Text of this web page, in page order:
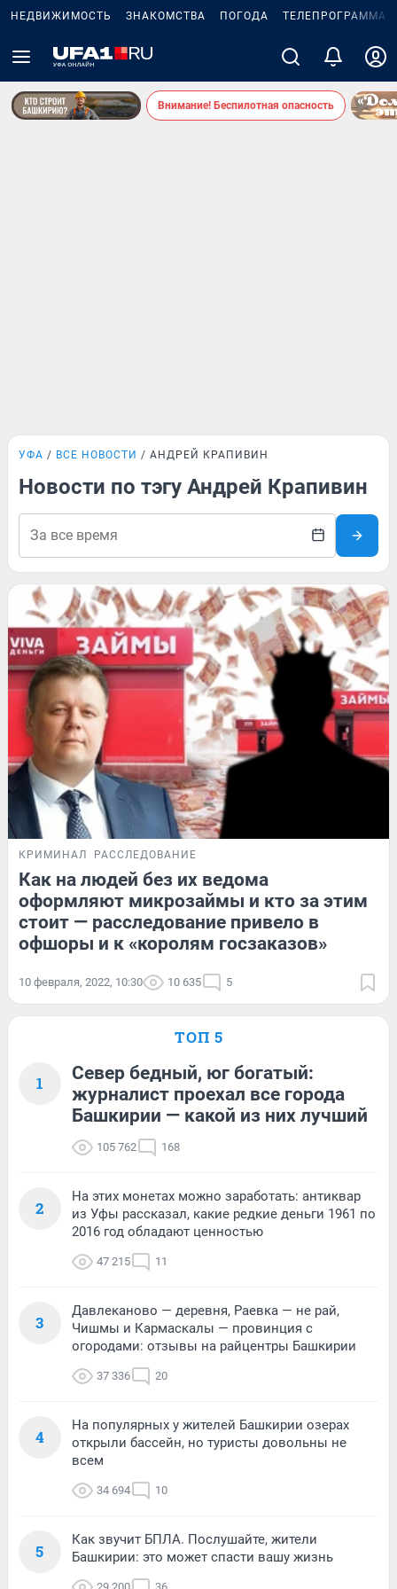
НЕДВИЖИМОСТЬ ЗНАКОМСТВА ПОГОДА ТЕЛЕПРОГРАММА
Внимание! Беспилотная опасность
УФА ВСЕ НОВОСТИ АНДРЕЙ КРАПИВИН
Новости по тэгу Андрей Крапивин
КРИМИНАЛ РАССЛЕДОВАНИЕ
Как на людей без их ведома
оформляют микрозаймы и кто за этим
стоит — расследование привело в
офшоры и к «королям госзаказов»
10 февраля, 2022, 10:30 10 635 5
ТОП 5
1
Север бедный, юг богатый:
журналист проехал все города
Башкирии — какой из них лучший
105 762 168
2
На этих монетах можно заработать: антиквар
из Уфы рассказал, какие редкие деньги 1961 по
2016 год обладают ценностью
47 215 11
3
Давлеканово — деревня, Раевка — не рай,
Чишмы и Кармаскалы — провинция с
огородами: отзывы на райцентры Башкирии
37 336 20
4
На популярных у жителей Башкирии озерах
открыли бассейн, но туристы довольны не
всем
34 694 10
5
Как звучит БПЛА. Послушайте, жители
Башкирии: это может спасти вашу жизнь